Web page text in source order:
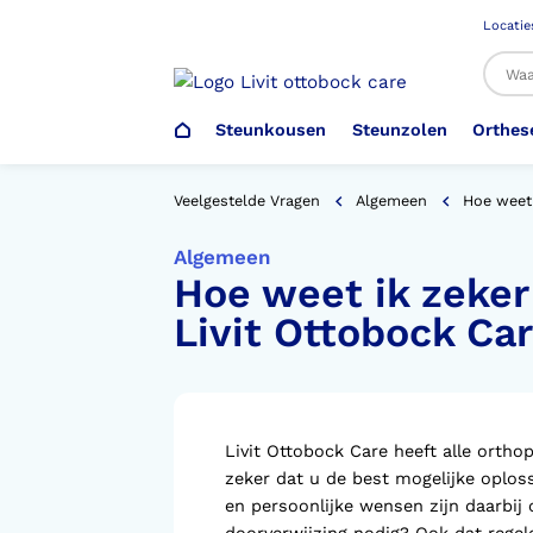
Steunkousen
Steunkousen (klasse 1)
Steunzolen
Steunzolen
Arm Elleboog
Romp Buik
Schoenencatalogus
Orthopedische Voorziening aan
Confectieschoen (OVAC)
Armprothese
Onderbeenprothese
Veiligheidsschoenen –
Werkgever
Veelgestelde Vragen Algemeen Hoe
Algemeen
Hoe weet ik
Livit Ottobock
Livit Ottobock Care heeft alle
zeker dat u de best mogelijke
en persoonlijke wensen zijn daarbij